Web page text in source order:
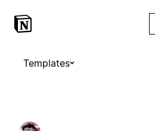
Templates